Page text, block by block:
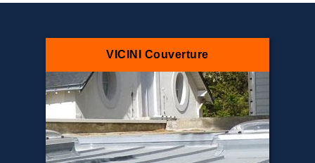
VICINI Couverture